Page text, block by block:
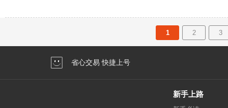
1 2 3
省心交易 快捷上号
新手上路